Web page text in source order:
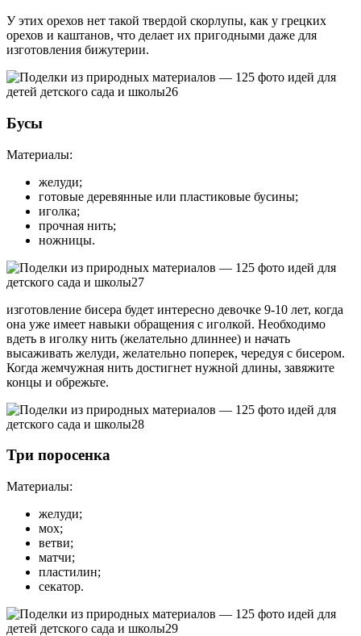
У этих орехов нет такой твердой скорлупы, как у грецких
орехов и каштанов, что делает их пригодными даже для
изготовления бижутерии.
Бусы
Материалы:
желуди;
готовые деревянные или пластиковые бусины;
иголка;
прочная нить;
ножницы.
изготовление бисера будет интересно девочке 9-10 лет, когда
она уже имеет навыки обращения с иголкой. Необходимо
вдеть в иголку нить (желательно длиннее) и начать
высаживать желуди, желательно поперек, чередуя с бисером.
Когда жемчужная нить достигнет нужной длины, завяжите
концы и обрежьте.
Три поросенка
Материалы:
желуди;
мох;
ветви;
матчи;
пластилин;
секатор.